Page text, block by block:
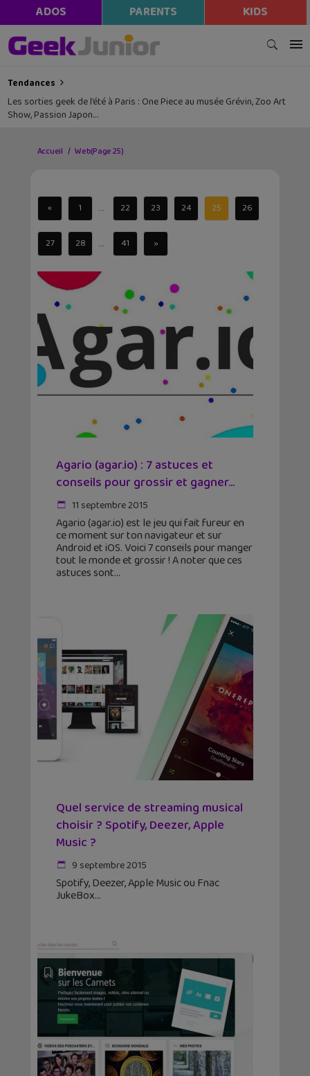
ADOS PARENTS KIDS
Tendances
Les sorties geek de l’été à Paris : One Piece au musée Grévin, Zoo Art
Show, Passion Japon…
Accueil Web(Page 25)
« 1 ... 22 23 24 25 26
27 28 ... 41 »
Agario (agar.io) : 7 astuces et
conseils pour grossir et gagner…
11 septembre 2015
Agario (agar.io) est le jeu qui fait fureur en
ce moment sur ton navigateur et sur
Android et iOS. Voici 7 conseils pour manger
tout le monde et grossir ! A noter que ces
astuces sont
Quel service de streaming musical
choisir ? Spotify, Deezer, Apple
Music ?
9 septembre 2015
Spotify, Deezer, Apple Music ou Fnac
JukeBox